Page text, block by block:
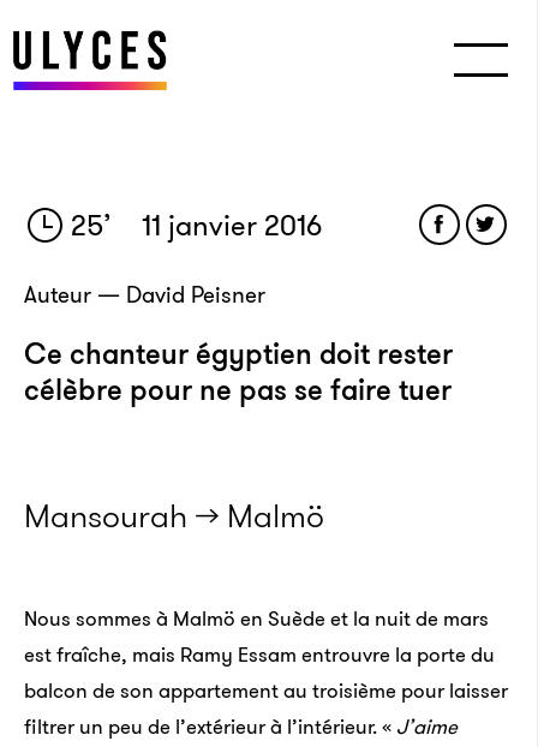
25’ 11 janvier 2016
Auteur — David Peisner
Ce chanteur égyptien doit rester
célèbre pour ne pas se faire tuer
Mansourah → Malmö
Nous sommes à Malmö en Suède et la nuit de mars
est fraîche, mais Ramy Essam entrouvre la porte du
balcon de son appartement au troisième pour laisser
filtrer un peu de l’extérieur à l’intérieur. « J’aime